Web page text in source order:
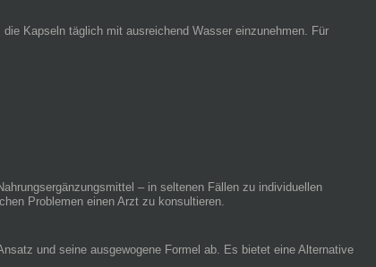
Kapseln täglich mit ausreichend Wasser einzunehmen. Für
– in seltenen Fällen zu individuellen
Problemen einen Arzt zu konsultieren.
und seine ausgewogene Formel ab. Es bietet eine Alternative